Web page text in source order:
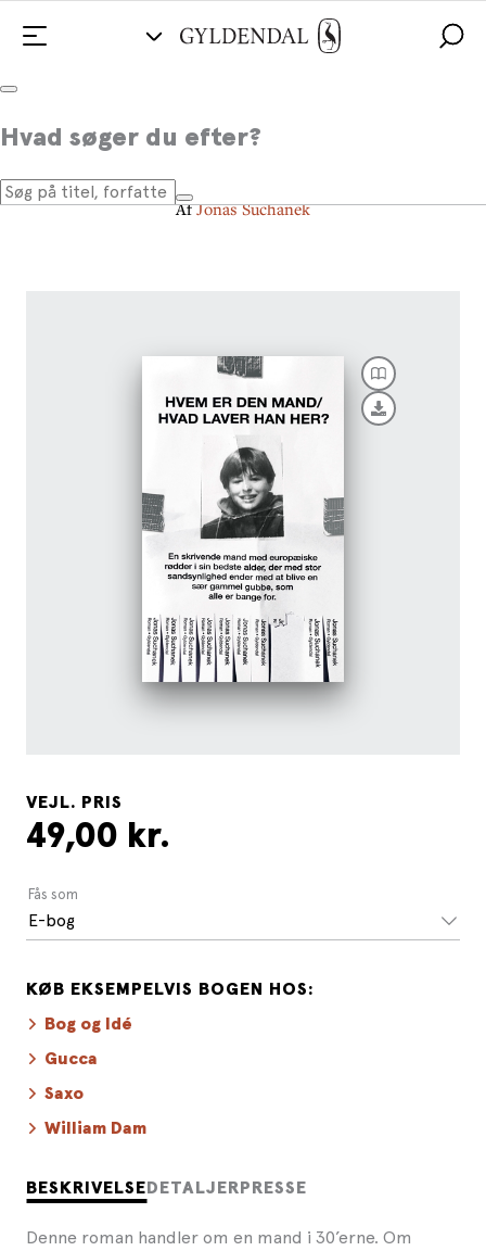
Hvad søger du efter?
Hvem er den mand/Hvad laver
AfJonas Suchanek
BESKRIVELSE DETALJER PRESSE
Denne roman handler om en mand i 30’erne. Om
VEJL. PRIS
49,00 kr.
Fås som
E-bog
KØB EKSEMPELVIS BOGEN HOS:
Bog og Idé
Gucca
Saxo
William Dam